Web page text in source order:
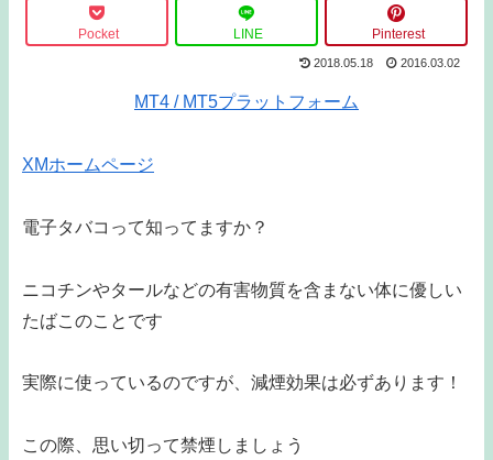
Pocket LINE Pinterest
2018.05.18 2016.03.02
MT4 / MT5プラットフォーム
XMホームページ
電子タバコって知ってますか？
ニコチンやタールなどの有害物質を含まない体に優しい
たばこのことです
実際に使っているのですが、減煙効果は必ずあります！
この際、思い切って禁煙しましょう